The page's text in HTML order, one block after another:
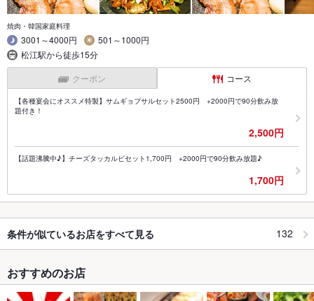
焼肉・韓国家庭料理
3001～4000円
501～1000円
松江駅から徒歩15分
クーポン コース
【各種宴会にオススメ特製】サムギョプサルセット2500円 +2000円で90分飲み放
題付き！
2,500円
【話題沸騰中♪】チーズタッカルビセット1,700円 +2000円で90分飲み放題♪
1,700円
条件が似ているお店をすべて見る 132
おすすめのお店